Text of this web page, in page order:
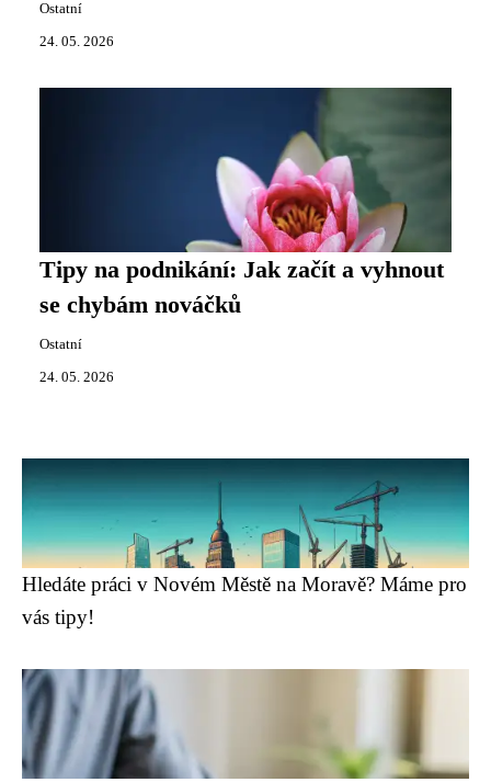
Ostatní
24. 05. 2026
Tipy na podnikání: Jak začít a vyhnout
se chybám nováčků
Ostatní
24. 05. 2026
Hledáte práci v Novém Městě na Moravě? Máme pro
vás tipy!